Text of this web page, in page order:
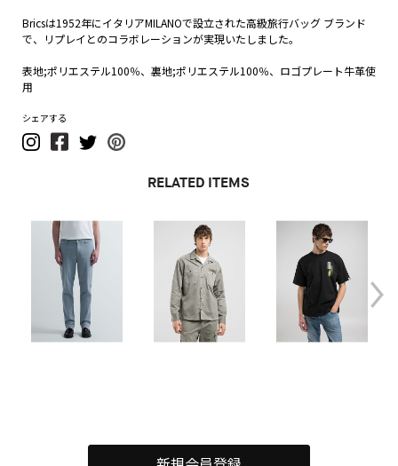
Bricsは1952年にイタリアMILANOで設立された高級旅行バッグ ブランド
で、リプレイとのコラボレーションが実現いたしました。
表地;ポリエステル100％、裏地;ポリエステル100％、ロゴプレート牛革使
用
シェアする
RELATED ITEMS